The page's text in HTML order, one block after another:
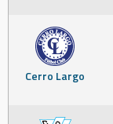
Cerro Largo